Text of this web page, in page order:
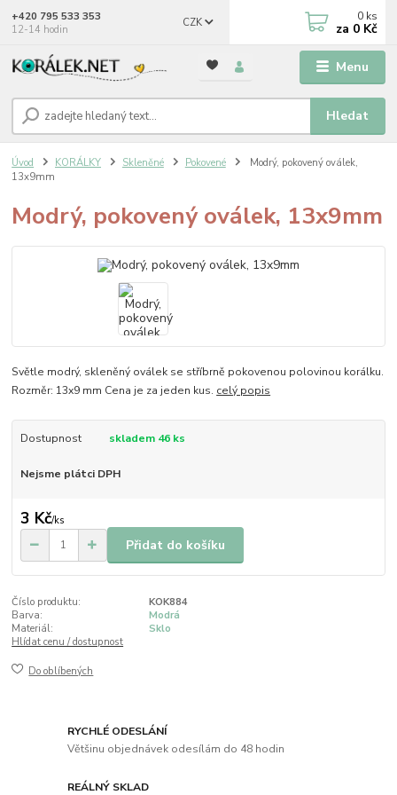
Menu
CZK
Hledat
+420 795 533 353
12-14 hodin
0 ks
za 0 Kč
Úvod KORÁLKY Skleněné Pokovené
Modrý, pokovený oválek,
13x9mm
Modrý, pokovený oválek, 13x9mm
Světle modrý, skleněný oválek se stříbrně pokovenou polovinou korálku.
Rozměr: 13x9 mm Cena je za jeden kus. celý popis
Dostupnost skladem 46 ks
Nejsme plátci DPH
3 Kč/ks
Přidat do košíku
Číslo produktu:
KOK884
Barva:
Modrá
Materiál:
Sklo
Hlídat cenu / dostupnost
Do oblíbených
RYCHLÉ ODESLÁNÍ
Většinu objednávek odesílám do 48 hodin
REÁLNÝ SKLAD